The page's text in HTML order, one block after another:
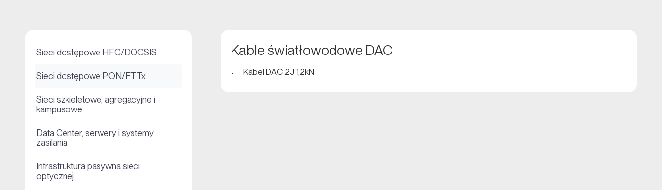
Kable światłowodowe DAC
Kabel DAC 2J 1,2kN
Sieci dostępowe HFC/DOCSIS
Sieci dostępowe PON/FTTx
Sieci szkieletowe, agregacyjne i
kampusowe
Data Center, serwery i systemy
zasilania
Infrastruktura pasywna sieci
optycznej